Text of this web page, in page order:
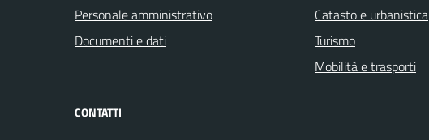
Personale amministrativo
Documenti e dati
Catasto e urbanistica
Turismo
Mobilità e trasporti
CONTATTI